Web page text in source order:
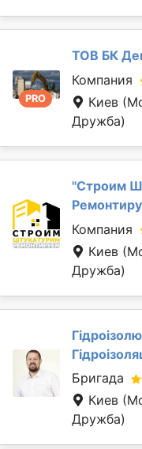
PRO
ТОВ БК
Компания
Киев
Дружба)
''Строим
Компания
Киев
Дружба)
Бригада
Киев
Дружба)